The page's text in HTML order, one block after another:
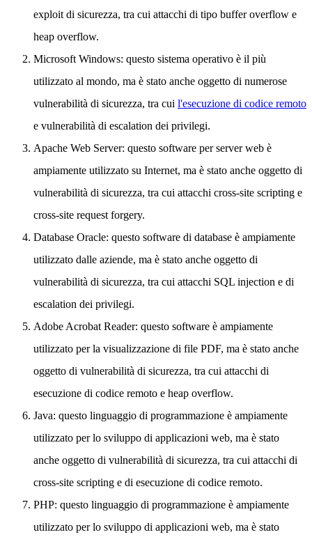
exploit di sicurezza, tra cui attacchi di tipo buffer overflow e
heap overflow.
Microsoft Windows: questo sistema operativo è il più
utilizzato al mondo, ma è stato anche oggetto di numerose
vulnerabilità di sicurezza, tra cui l'esecuzione di codice remoto
e vulnerabilità di escalation dei privilegi.
Apache Web Server: questo software per server web è
ampiamente utilizzato su Internet, ma è stato anche oggetto di
vulnerabilità di sicurezza, tra cui attacchi cross-site scripting e
cross-site request forgery.
Database Oracle: questo software di database è ampiamente
utilizzato dalle aziende, ma è stato anche oggetto di
vulnerabilità di sicurezza, tra cui attacchi SQL injection e di
escalation dei privilegi.
Adobe Acrobat Reader: questo software è ampiamente
utilizzato per la visualizzazione di file PDF, ma è stato anche
oggetto di vulnerabilità di sicurezza, tra cui attacchi di
esecuzione di codice remoto e heap overflow.
Java: questo linguaggio di programmazione è ampiamente
utilizzato per lo sviluppo di applicazioni web, ma è stato
anche oggetto di vulnerabilità di sicurezza, tra cui attacchi di
cross-site scripting e di esecuzione di codice remoto.
PHP: questo linguaggio di programmazione è ampiamente
utilizzato per lo sviluppo di applicazioni web, ma è stato